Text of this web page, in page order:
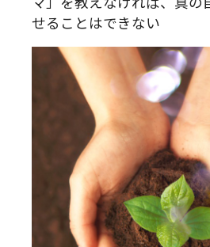
せることはできない